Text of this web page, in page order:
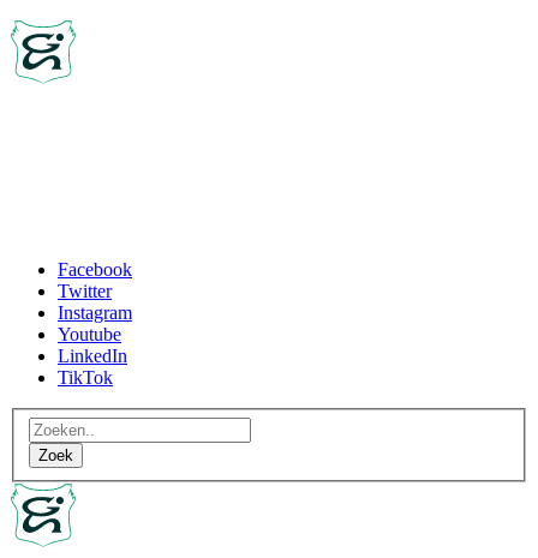
Facebook
Twitter
Instagram
Youtube
LinkedIn
TikTok